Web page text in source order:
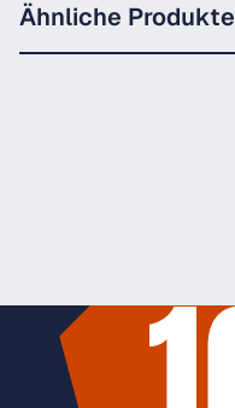
Ähnliche Produkte